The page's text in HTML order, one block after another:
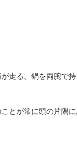
走る。鍋を両腕で
とが常に頭の片隅